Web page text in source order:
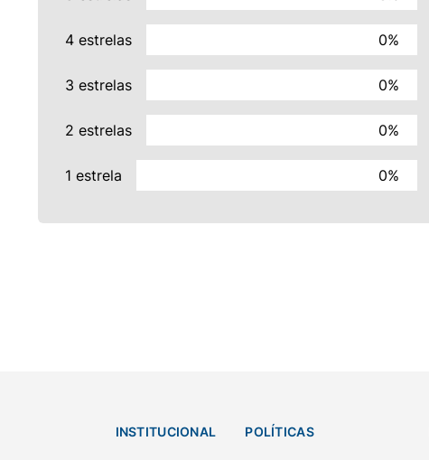
4 estrelas 0%
3 estrelas 0%
2 estrelas 0%
1 estrela 0%
INSTITUCIONAL POLÍTICAS